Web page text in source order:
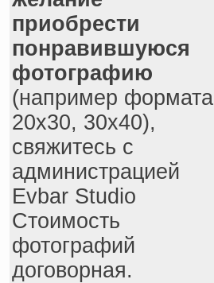
приобрести
понравившуюся
фотографию
(например формата
20x30, 30x40),
свяжитесь с
администрацией
Evbar Studio
Стоимость
фотографий
договорная.